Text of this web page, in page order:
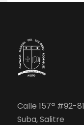
Calle 157ª #92-81
Suba, Salitre